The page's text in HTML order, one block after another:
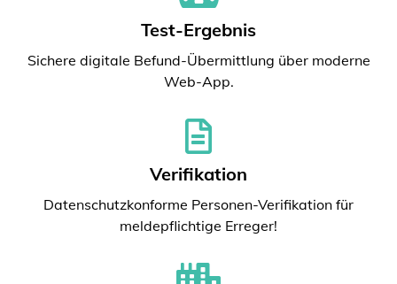
Test-Ergebnis
Sichere digitale Befund-Übermittlung über moderne
Web-App.
Verifikation
Datenschutzkonforme Personen-Verifikation für
meldepflichtige Erreger!